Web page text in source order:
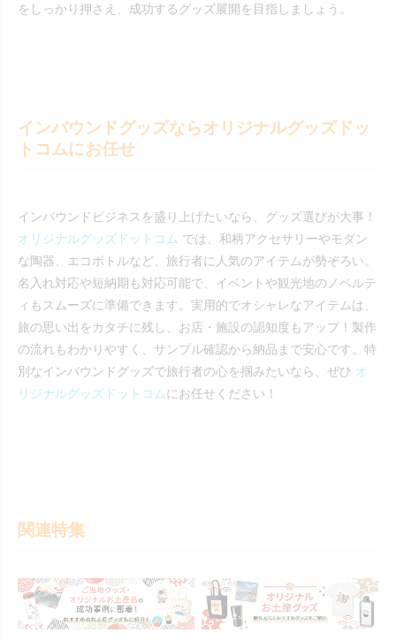
をしっかり押さえ、成功するグッズ展開を目指しましょう。
インバウンドグッズならオリジナルグッズドッ
トコムにお任せ
インバウンドビジネスを盛り上げたいなら、グッズ選びが大事！
オリジナルグッズドットコム では、和柄アクセサリーやモダン
な陶器、エコボトルなど、旅行者に人気のアイテムが勢ぞろい。
名入れ対応や短納期も対応可能で、イベントや観光地のノベルテ
ィもスムーズに準備できます。実用的でオシャレなアイテムは、
旅の思い出をカタチに残し、お店・施設の認知度もアップ！製作
の流れもわかりやすく、サンプル確認から納品まで安心です。特
別なインバウンドグッズで旅行者の心を掴みたいなら、ぜひ オ
リジナルグッズドットコムにお任せください！
関連特集